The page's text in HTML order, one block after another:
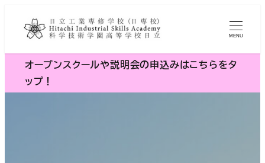
テ
MENU
オープンスクールや説明会の申込みはこちらをタ
ップ！